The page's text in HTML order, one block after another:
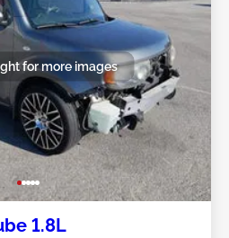
for more images
1.8L